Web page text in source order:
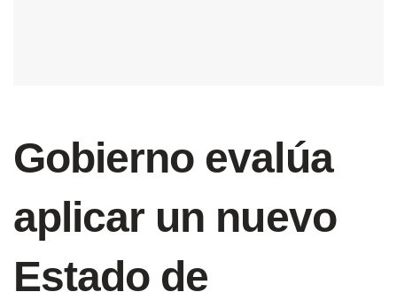
Gobierno evalúa
aplicar un nuevo
Estado de